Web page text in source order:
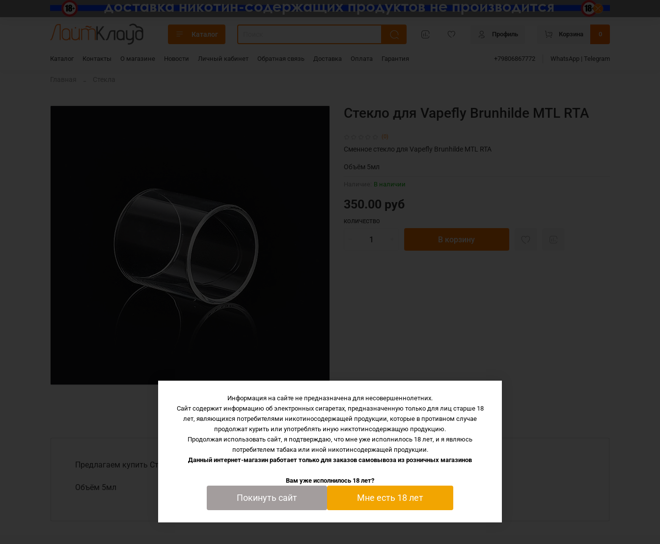
Каталог Профиль Корзина 0
Каталог Контакты О магазине Новости Личный кабинет Обратная связь Доставка Оплата Гарантия +79806867772 WhatsApp | Telegram
(0)
В наличии
Стекло для Vapefly Brunhilde MTL RTA
350.00 руб
КОЛИЧЕСТВО
В корзину
Сменное стекло для Vapefly Brunhilde MTL RTA
Объём 5мл
Описание Характеристики Отзывы
Предлагаем купить Стекло для Vapefly Brunhilde MTL RTA по низкой цене
Объём 5мл
Информация на сайте не предназначена для несовершеннолетних.
Сайт содержит информацию об электронных сигаретах, предназначенную только для лиц старше 18
лет, являющихся потребителями никотиносодержащей продукции, которые в противном случае
продолжат курить или употреблять иную никтотинсодержащую продукцию.
Продолжая использовать сайт, я подтверждаю, что мне уже исполнилось 18 лет, и я являюсь
потребителем табака или иной никотинсодержащей продукции.
Данный интернет-магазин работает только для заказов самовывоза из розничных магазинов
Вам уже исполнилось 18 лет?
Покинуть сайт Мне есть 18 лет